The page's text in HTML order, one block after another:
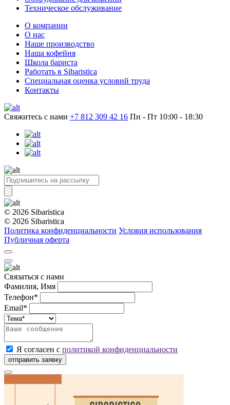
Техническое обслуживание
О компании
О нас
Наше производство
Наша кофейня
Школа бариста
Работать в Sibaristica
Специальная оценка условий труда
Контакты
Свяжитесь с нами +7 812 309 42 16 Пн - Пт 10:00 - 18:30
© 2026 Sibaristica
© 2026 Sibaristica
Политика конфиденциальности Условия использования
Публичная оферта
Связаться с нами
Фамилия, Имя
Телефон*
Email*
Я согласен с политикой конфиденциальности